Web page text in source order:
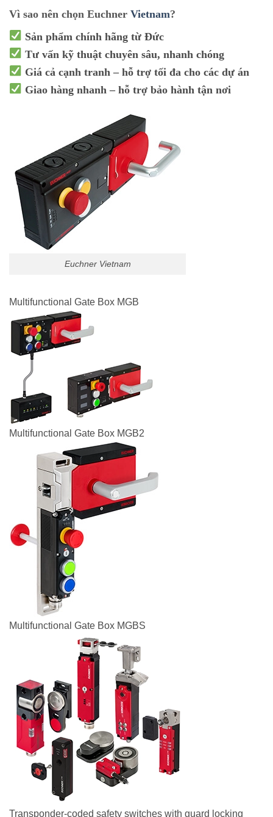
Vì sao nên chọn Euchner Vietnam?
Sản phẩm chính hãng từ Đức
Tư vấn kỹ thuật chuyên sâu, nhanh chóng
Giá cả cạnh tranh – hỗ trợ tối đa cho các dự án
Giao hàng nhanh – hỗ trợ bảo hành tận nơi
Euchner Vietnam
Multifunctional Gate Box MGB
Multifunctional Gate Box MGB2
Multifunctional Gate Box MGBS
Transponder-coded safety switches with guard locking